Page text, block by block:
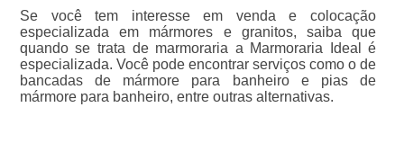
Se você tem interesse em venda e colocação
especializada em mármores e granitos, saiba que
quando se trata de marmoraria a Marmoraria Ideal é
especializada. Você pode encontrar serviços como o de
bancadas de mármore para banheiro e pias de
mármore para banheiro, entre outras alternativas.